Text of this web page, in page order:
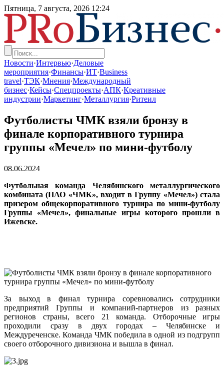
Пятница, 7 августа, 2026 12:24
Новости·Интервью·Деловые
мероприятия·Финансы·ИТ·Business
travel·ТЭК·Мнения·Международный
бизнес·Кейсы·Спецпроекты·АПК·Креативные
индустрии·Маркетинг·Металлургия·Ритеил
Футболисты ЧМК взяли бронзу в
финале корпоративного турнира
группы «Мечел» по мини-футболу
08.06.2024
Футбольная команда Челябинского металлургического
комбината (ПАО «ЧМК», входит в Группу «Мечел») стала
призером общекорпоративного турнира по мини-футболу
Группы «Мечел», финальные игры которого прошли в
Ижевске.
За выход в финал турнира соревновались сотрудники
предприятий Группы и компаний-партнеров из разных
регионов страны, всего 21 команда. Отборочные игры
проходили сразу в двух городах – Челябинске и
Междуреченске. Команда ЧМК победила в одной из подгрупп
своего отборочного дивизиона и вышла в финал.